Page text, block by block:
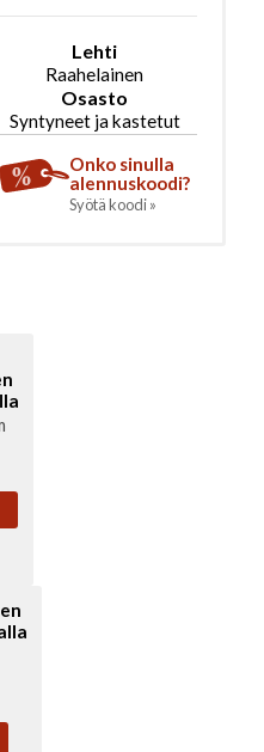
Lehti
Raahelainen
Osasto
Syntyneet ja kastetut
Onko sinulla
alennuskoodi?
Syötä koodi »